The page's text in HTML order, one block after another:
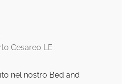
Cesareo LE
nel nostro Bed and